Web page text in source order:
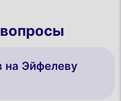
на Эйфелеву